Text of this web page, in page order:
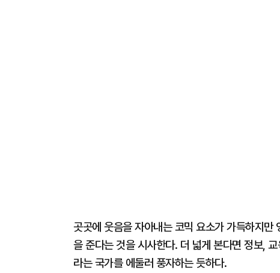
곳곳에 웃음을 자아내는 코믹 요소가 가득하지
을 준다는 것을 시사한다. 더 넓게 본다면 정보,
라는 국가를 에둘러 풍자하는 듯하다.